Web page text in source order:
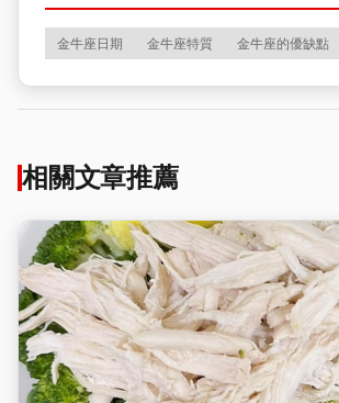
金牛座日期 金牛座特質 金牛座的優缺點
相關文章推薦